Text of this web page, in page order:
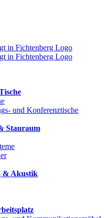
und Konferenztische
Stauraum
& Akustik